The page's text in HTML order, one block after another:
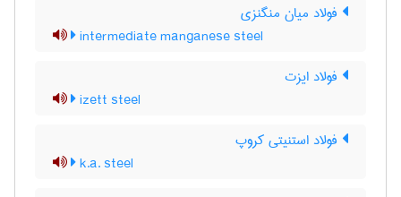
فولاد میان منگنزی
intermediate manganese steel
فولاد ایزت
izett steel
فولاد استنیتی کروپ
k.a. steel